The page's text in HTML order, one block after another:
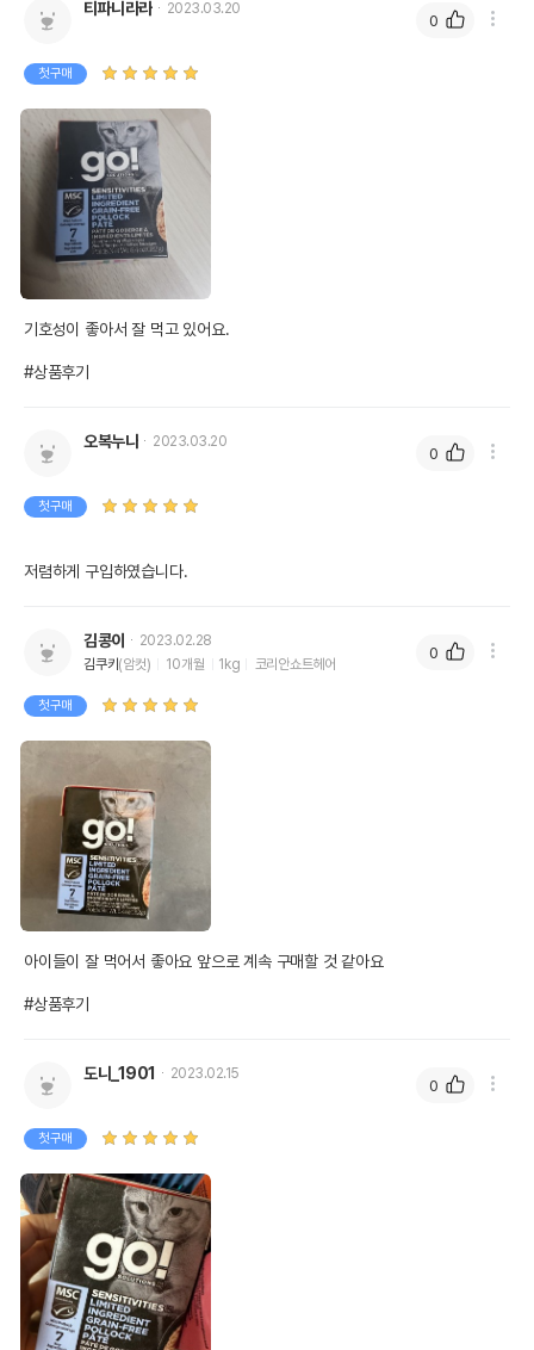
티파니라라 2023.03.20
첫구매
기호성이 좋아서 잘 먹고 있어요.
#상품후기
0
오복누나 2023.03.20
첫구매
저렴하게 구입하였습니다.
0
김콩이
2023.02.28
김쿠키 (암컷) 10개월 1kg 코리안쇼트헤어
첫구매
아이들이 잘 먹어서 좋아요 앞으로 계속 구매할 것 같아요
#상품후기
0
도니_1901 2023.02.15
첫구매
0